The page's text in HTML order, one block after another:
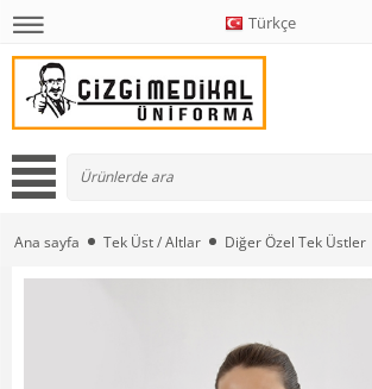
Türkçe
Ana sayfa Tek Üst / Altlar Diğer Özel Tek Üstler